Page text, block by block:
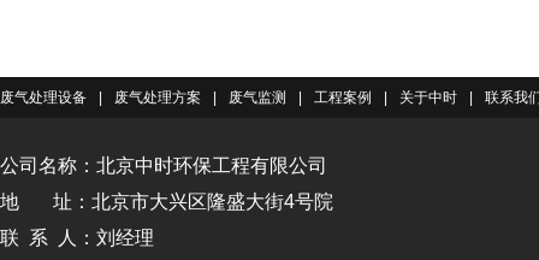
废气处理设备 废气处理方案 废气监测 工程案例 关于中时 联系我
公司名称：北京中时环保工程有限公司
地 址：北京市大兴区隆盛大街4号院
联 系 人：刘经理